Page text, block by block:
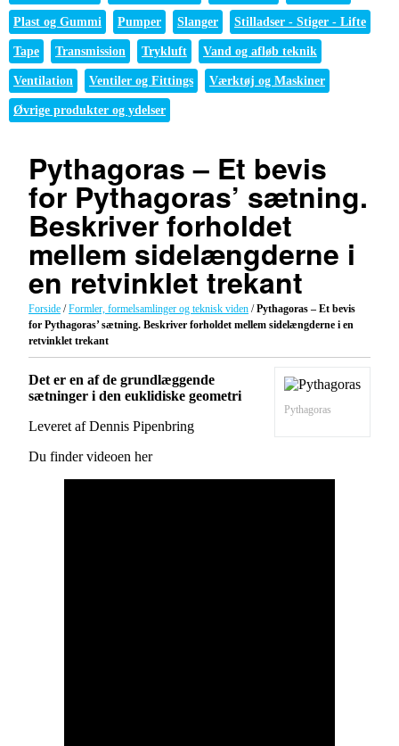
Plast og Gummi Pumper Slanger Stilladser - Stiger - Lifte
Tape Transmission Trykluft Vand og afløb teknik
Ventilation Ventiler og Fittings Værktøj og Maskiner
Øvrige produkter og ydelser
Pythagoras – Et bevis
for Pythagoras’ sætning.
Beskriver forholdet
mellem sidelængderne i
en retvinklet trekant
Forside /Formler, formelsamlinger og teknisk viden /Pythagoras – Et bevis
for Pythagoras’ sætning. Beskriver forholdet mellem sidelængderne i en
retvinklet trekant
Pythagoras
Det er en af de grundlæggende
sætninger i den euklidiske geometri
Leveret af Dennis Pipenbring
Du finder videoen her